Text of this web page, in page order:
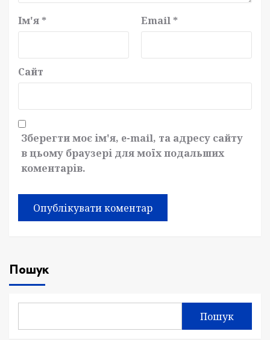
Ім'я * Email *
Сайт
Зберегти моє ім'я, e-mail, та адресу сайту
в цьому браузері для моїх подальших
коментарів.
Пошук
Пошук